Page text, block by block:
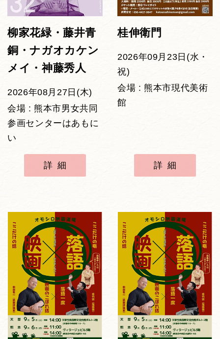
柳家花緑・藤井青
銅・ナガオカケン
メイ・神藤秀人
2026年08月27日(木)
会場 : 熊本市男女共同
参画センターはあもに
い
詳細
桂伸衛門
2026年09月23日(水・
祝)
会場 : 熊本市現代美術
館
詳細